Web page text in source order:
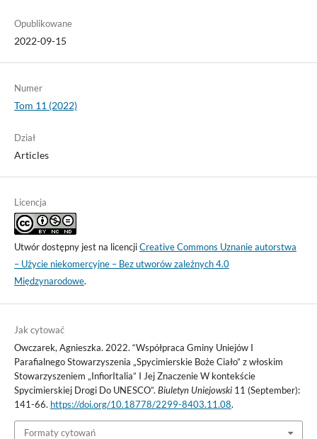
Opublikowane
2022-09-15
Numer
Tom 11 (2022)
Dział
Articles
Licencja
Utwór dostępny jest na licencjiCreative Commons Uznanie autorstwa
– Użycie niekomercyjne – Bez utworów zależnych 4.0
Międzynarodowe.
Jak cytować
Owczarek, Agnieszka. 2022. “Współpraca Gminy Uniejów I
Parafialnego Stowarzyszenia „Spycimierskie Boże Ciało” z włoskim
Stowarzyszeniem „InfiorItalia” I Jej Znaczenie W kontekście
Spycimierskiej Drogi Do UNESCO”. Biuletyn Uniejowski11 (September):
141-66. https://doi.org/10.18778/2299-8403.11.08.
Formaty cytowań